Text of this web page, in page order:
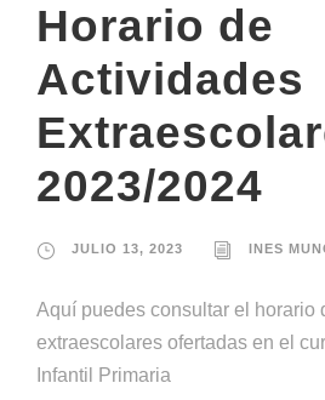
Horario de
Actividades
2023/2024
JULIO 13, 2023 INES
Aquí puedes consultar el horario
extraescolares ofertadas en el
Infantil Primaria